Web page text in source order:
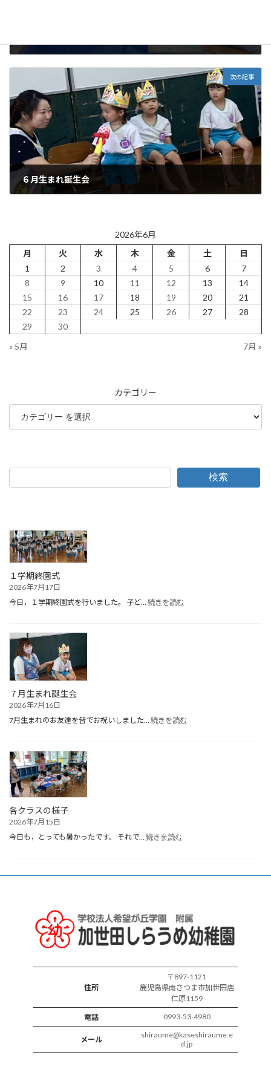
次の記事
６月生まれ誕生会
2026年6月
月
火 水 木 金 土
日
1
2 3 4 5 6
7
8
9 10 11 12 13
14
15
16 17 18 19 20
21
22
23 24 25 26 27
28
29
30
« 5月
7月 »
カテゴリー
検索
１学期終園式
2026年7月17日
今日，１学期終園式を行いました。 子ど…続きを読む
７月生まれ誕生会
2026年7月16日
7月生まれのお友達を皆でお祝いしました…続きを読む
各クラスの様子
2026年7月15日
今日も，とっても暑かったです。 それで…続きを読む
ス
住所
〒897-1121
鹿児島県南さつま市加世田唐
仁原1159
電話 0993-53-4980
メール
shiraume@kaseshiraume.e
d.jp